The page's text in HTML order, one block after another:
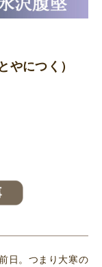
につく）
日。つまり大寒の